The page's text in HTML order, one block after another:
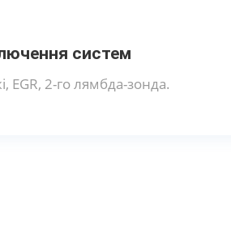
систем
EGR, 2-го лямбда-зонда.